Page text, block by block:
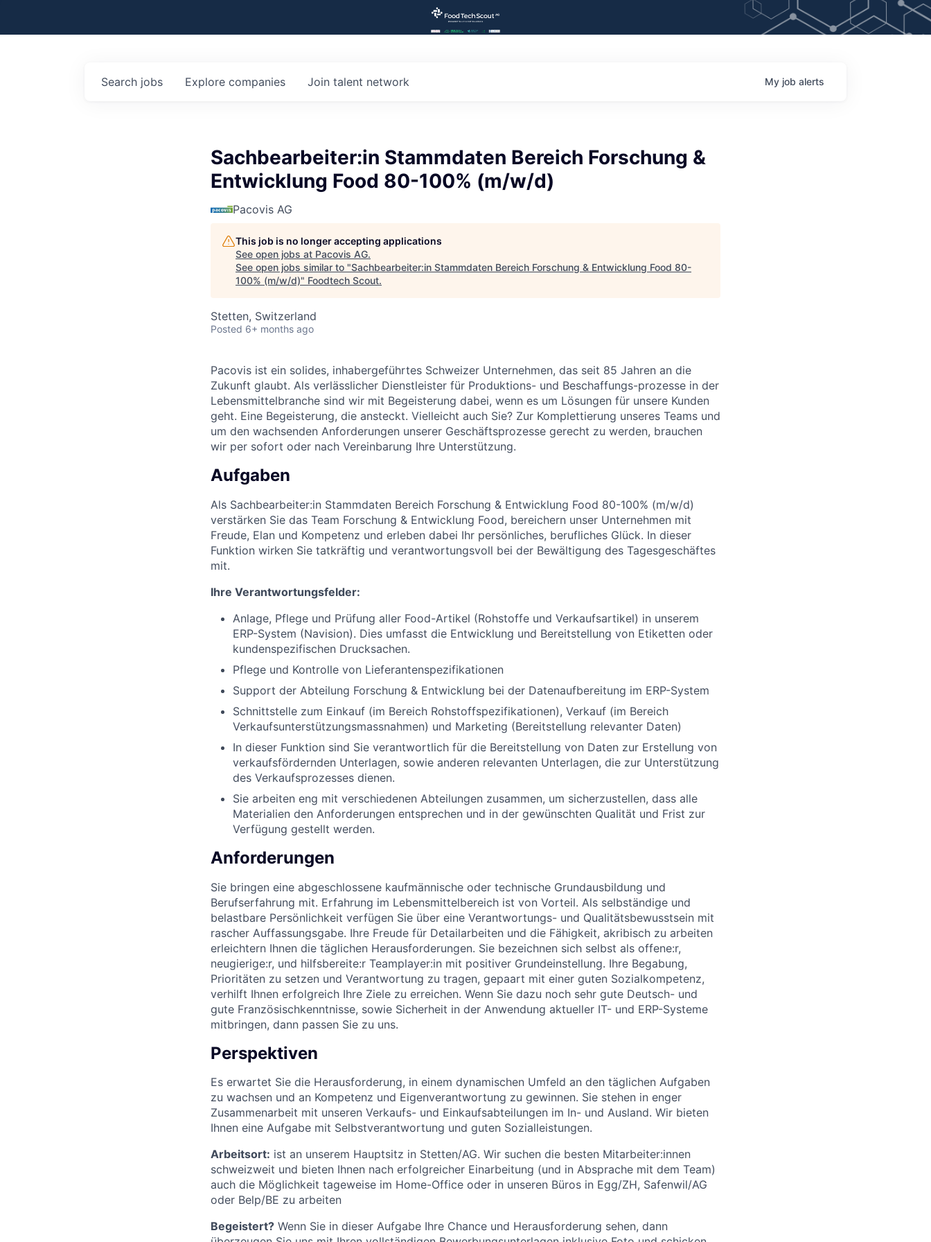
Search jobs Explore companies Join talent network My job alerts
Sachbearbeiter:in Stammdaten Bereich Forschung &
Entwicklung Food 80-100% (m/w/d)
Pacovis AG
This job is no longer accepting applications
See open jobs at Pacovis AG.
See open jobs similar to "Sachbearbeiter:in Stammdaten Bereich Forschung & Entwicklung Food 80-
100% (m/w/d)" Foodtech Scout.
Stetten, Switzerland
Posted 6+ months ago
Pacovis ist ein solides, inhabergeführtes Schweizer Unternehmen, das seit 85 Jahren an die
Zukunft glaubt. Als verlässlicher Dienstleister für Produktions- und Beschaffungs-prozesse in der
Lebensmittelbranche sind wir mit Begeisterung dabei, wenn es um Lösungen für unsere Kunden
geht. Eine Begeisterung, die ansteckt. Vielleicht auch Sie? Zur Komplettierung unseres Teams und
um den wachsenden Anforderungen unserer Geschäftsprozesse gerecht zu werden, brauchen
wir per sofort oder nach Vereinbarung Ihre Unterstützung.
Aufgaben
Als Sachbearbeiter:in Stammdaten Bereich Forschung & Entwicklung Food 80-100% (m/w/d)
verstärken Sie das Team Forschung & Entwicklung Food, bereichern unser Unternehmen mit
Freude, Elan und Kompetenz und erleben dabei Ihr persönliches, berufliches Glück. In dieser
Funktion wirken Sie tatkräftig und verantwortungsvoll bei der Bewältigung des Tagesgeschäftes
mit.
Ihre Verantwortungsfelder:
Anlage, Pflege und Prüfung aller Food-Artikel (Rohstoffe und Verkaufsartikel) in unserem
ERP-System (Navision). Dies umfasst die Entwicklung und Bereitstellung von Etiketten oder
kundenspezifischen Drucksachen.
Pflege und Kontrolle von Lieferantenspezifikationen
Support der Abteilung Forschung & Entwicklung bei der Datenaufbereitung im ERP-System
Schnittstelle zum Einkauf (im Bereich Rohstoffspezifikationen), Verkauf (im Bereich
Verkaufsunterstützungsmassnahmen) und Marketing (Bereitstellung relevanter Daten)
In dieser Funktion sind Sie verantwortlich für die Bereitstellung von Daten zur Erstellung von
verkaufsfördernden Unterlagen, sowie anderen relevanten Unterlagen, die zur Unterstützung
des Verkaufsprozesses dienen.
Sie arbeiten eng mit verschiedenen Abteilungen zusammen, um sicherzustellen, dass alle
Materialien den Anforderungen entsprechen und in der gewünschten Qualität und Frist zur
Verfügung gestellt werden.
Anforderungen
Sie bringen eine abgeschlossene kaufmännische oder technische Grundausbildung und
Berufserfahrung mit. Erfahrung im Lebensmittelbereich ist von Vorteil. Als selbständige und
belastbare Persönlichkeit verfügen Sie über eine Verantwortungs- und Qualitätsbewusstsein mit
rascher Auffassungsgabe. Ihre Freude für Detailarbeiten und die Fähigkeit, akribisch zu arbeiten
erleichtern Ihnen die täglichen Herausforderungen. Sie bezeichnen sich selbst als offene:r,
neugierige:r, und hilfsbereite:r Teamplayer:in mit positiver Grundeinstellung. Ihre Begabung,
Prioritäten zu setzen und Verantwortung zu tragen, gepaart mit einer guten Sozialkompetenz,
verhilft Ihnen erfolgreich Ihre Ziele zu erreichen. Wenn Sie dazu noch sehr gute Deutsch- und
gute Französischkenntnisse, sowie Sicherheit in der Anwendung aktueller IT- und ERP-Systeme
mitbringen, dann passen Sie zu uns.
Perspektiven
Es erwartet Sie die Herausforderung, in einem dynamischen Umfeld an den täglichen Aufgaben
zu wachsen und an Kompetenz und Eigenverantwortung zu gewinnen. Sie stehen in enger
Zusammenarbeit mit unseren Verkaufs- und Einkaufsabteilungen im In- und Ausland. Wir bieten
Ihnen eine Aufgabe mit Selbstverantwortung und guten Sozialleistungen.
Arbeitsort: ist an unserem Hauptsitz in Stetten/AG. Wir suchen die besten Mitarbeiter:innen
schweizweit und bieten Ihnen nach erfolgreicher Einarbeitung (und in Absprache mit dem Team)
auch die Möglichkeit tageweise im Home-Office oder in unseren Büros in Egg/ZH, Safenwil/AG
oder Belp/BE zu arbeiten
Begeistert? Wenn Sie in dieser Aufgabe Ihre Chance und Herausforderung sehen, dann